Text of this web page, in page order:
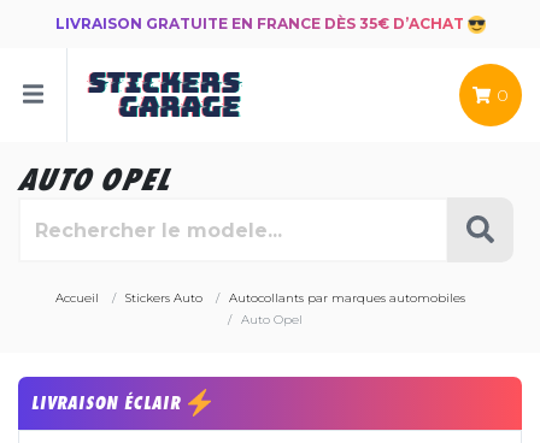
LIVRAISON GRATUITE EN FRANCE DÈS 35€ D’ACHAT
0
AUTO OPEL
Accueil Stickers Auto
Autocollants par marques automobiles
Auto Opel
LIVRAISON ÉCLAIR